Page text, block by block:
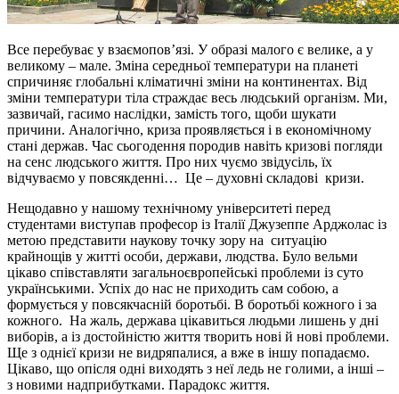
Все перебуває у взаємопов’язі. У образі малого є велике, а у
великому – мале. Зміна середньої температури на планеті
спричиняє глобальні кліматичні зміни на континентах. Від
зміни температури тіла страждає весь людський організм. Ми,
зазвичай, гасимо наслідки, замість того, щоби шукати
причини. Аналогічно, криза проявляється і в економічному
стані держав. Час сьогодення породив навіть кризові погляди
на сенс людського життя. Про них чуємо звідусіль, їх
відчуваємо у повсякденні… Це – духовні складові кризи.
Нещодавно у нашому технічному університеті перед
студентами виступав професор із Італії Джузеппе Арджолас із
метою представити наукову точку зору на ситуацію
крайнощів у житті особи, держави, людства. Було вельми
цікаво співставляти загальноєвропейські проблеми із суто
українськими. Успіх до нас не приходить сам собою, а
формується у повсякчасній боротьбі. В боротьбі кожного і за
кожного. На жаль, держава цікавиться людьми лишень у дні
виборів, а із достойністю життя творить нові й нові проблеми.
Ще з однієї кризи не видряпалися, а вже в іншу попадаємо.
Цікаво, що опісля одні виходять з неї ледь не голими, а інші –
з новими надприбутками. Парадокс життя.